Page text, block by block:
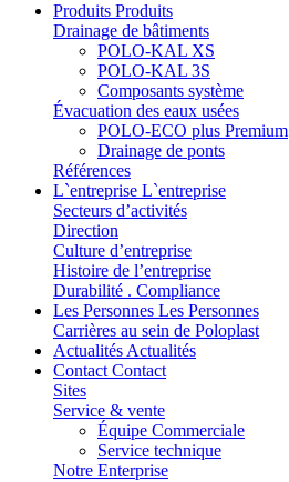
Produits Produits
Drainage de bâtiments
POLO-KAL XS
POLO-KAL 3S
Composants système
Évacuation des eaux usées
POLO-ECO plus Premium
Drainage de ponts
Références
L`entreprise L`entreprise
Secteurs d’activités
Direction
Culture d’entreprise
Histoire de l’entreprise
Durabilité . Compliance
Les Personnes Les Personnes
Carrières au sein de Poloplast
Actualités Actualités
Contact Contact
Sites
Service & vente
Équipe Commerciale
Service technique
Notre Enterprise